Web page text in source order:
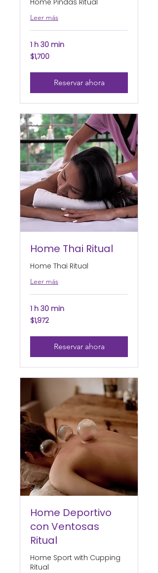
Home Pindas Ritual
Leer más
1 h 30 min
1,700
pesos
$1,700
Reservar ahora
Home Thai Ritual
Home Thai Ritual
Leer más
1 h 30 min
1,972
pesos
$1,972
Reservar ahora
Home Deportivo
con Ventosas
Ritual
Home Sport with Cupping
Ritual